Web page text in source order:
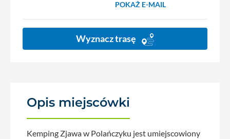
POKAŻ E-MAIL
Wyznacz trasę
Opis miejscówki
Kemping Zjawa w Polańczyku jest umiejscowiony